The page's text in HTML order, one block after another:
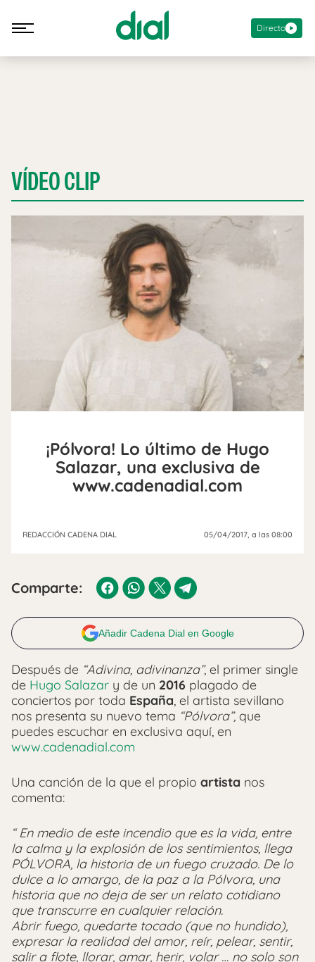
Directo
VÍDEO CLIP
¡Pólvora! Lo último de Hugo
Salazar, una exclusiva de
www.cadenadial.com
REDACCIÓN CADENA DIAL 05/04/2017 , a las 08:00
Comparte:
Añadir Cadena Dial en Google
Después de “Adivina, adivinanza”, el primer single
de Hugo Salazar y de un 2016 plagado de
conciertos por toda España, el artista sevillano
nos presenta su nuevo tema “Pólvora”, que
puedes escuchar en exclusiva aquí, en
www.cadenadial.com
Una canción de la que el propio artista nos
comenta:
“ En medio de este incendio que es la vida, entre
la calma y la explosión de los sentimientos, llega
PÓLVORA, la historia de un fuego cruzado. De lo
dulce a lo amargo, de la paz a la Pólvora, una
historia que no deja de ser un relato cotidiano
que transcurre en cualquier relación.
Abrir fuego, quedarte tocado (que no hundido),
expresar la realidad del amor, reír, pelear, sentir,
salir a flote, llorar, amar, herir, volar … no solo son